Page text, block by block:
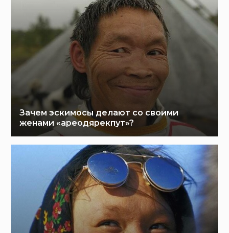
Зачем эскимосы делают со своими
женами «ареодярекпут»?